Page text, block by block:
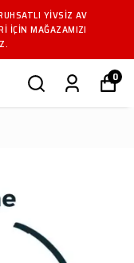
YIVSIZ AV
IÇIN MAĞAZAMIZI
0